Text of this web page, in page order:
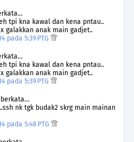
tpi kna kawal dan kena pntau..
galakkan anak main gadjet..
pada 5:39 PTG
tpi kna kawal dan kena pntau..
galakkan anak main gadjet..
pada 5:39 PTG
berkata…
nk tgk budak2 skrg main mainan
pada 5:48 PTG